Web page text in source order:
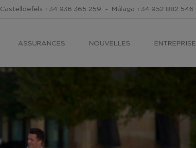
Castelldefels +34 936 365 259 - Málaga +34 952 882 546
ASSURANCES NOUVELLES ENTREPRISE